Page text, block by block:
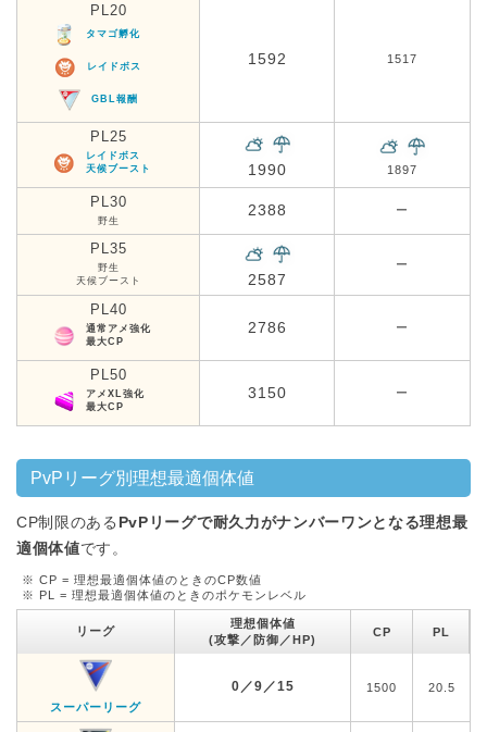
PL20
タマゴ孵化
レイドボス
GBL報酬
1592 1517
PL25
レイドボス
天候ブースト
1990 1897
PL30
野生
2388 ー
PL35
野生
天候ブースト
2587
ー
PL40
通常アメ強化
最大CP
2786 ー
PL50
アメXL強化
最大CP
3150 ー
PvPリーグ別理想最適個体値
CP制限のある PvPリーグで耐久力がナンバーワンとなる理想最
適個体値です。
※ CP = 理想最適個体値のときのCP数値
※ PL = 理想最適個体値のときのポケモンレベル
リーグ
理想個体値
(攻撃／防御／HP)
CP PL
スーパーリーグ
0／9／15 1500 20.5